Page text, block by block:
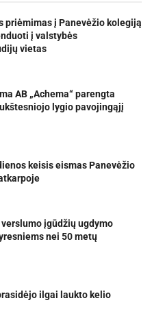
priėmimas į Panevėžio kolegiją
į valstybės
vietas
AB „Achema“ parengta
lygio pavojingąjį
keisis eismas Panevėžio
įgūdžių ugdymo
nei 50 metų
ilgai laukto kelio